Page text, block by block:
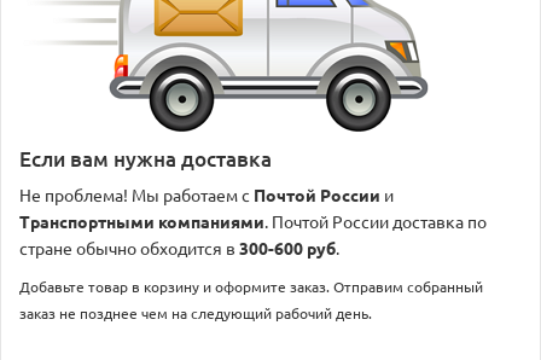
Если вам нужна доставка
Не проблема! Мы работаем с Почтой России и
Транспортными компаниями. Почтой России доставка по
стране обычно обходится в 300-600 руб.
Добавьте товар в корзину и оформите заказ. Отправим собранный
заказ не позднее чем на следующий рабочий день.